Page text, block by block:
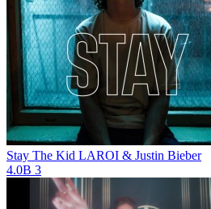
Stay The Kid LAROI & Justin Bieber
4.0B 3